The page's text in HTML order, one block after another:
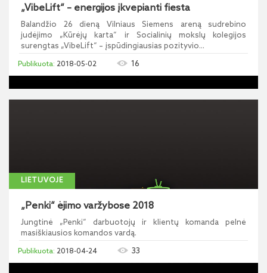
„VibeLift“ – energijos įkvepianti fiesta
Balandžio 26 dieną Vilniaus Siemens areną sudrebino
judėjimo „Kūrėjų karta“ ir Socialinių mokslų kolegijos
surengtas „VibeLift“ – įspūdingiausias pozityvio...
2018-05-02 16
LIETUVOJE
„Penki“ ėjimo varžybose 2018
Jungtinė „Penki“ darbuotojų ir klientų komanda pelnė
masiškiausios komandos vardą.
2018-04-24 33